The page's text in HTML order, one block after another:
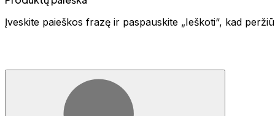
Įveskite paieškos frazę ir paspauskite „Ieškoti“, kad